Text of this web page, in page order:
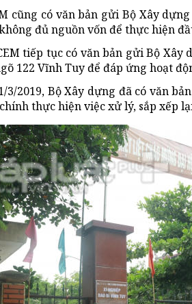
cũng có văn bản gửi Bộ Xây
đủ nguồn vốn để thực hiện
tiếp tục có văn bản gửi Bộ
122 Vĩnh Tuy để đáp ứng hoạt
3/2019, Bộ Xây dựng đã có văn
thực hiện việc xử lý, sắp xếp